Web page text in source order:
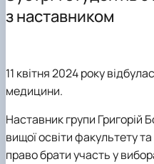
Навчально-
Науковий гурток
Науковий гурток
з наставником
11 квітня 2024 року
медицини.
Наставник групи Григорій
вищої освіти факультету
право брати участь у